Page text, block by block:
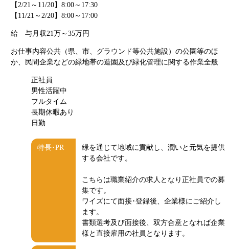
【2/21～11/20】8:00～17:30
【11/21～2/20】8:00～17:00
給 与月収21万～35万円
お仕事内容公共（県、市、グラウンド等公共施設）の公園等のほ
か、民間企業などの緑地帯の造園及び緑化管理に関する作業全般
正社員
男性活躍中
フルタイム
長期休暇あり
日勤
特長･PR
緑を通じて地域に貢献し、潤いと元気を提供
する会社です。
こちらは職業紹介の求人となり正社員での募
集です。
ワイズにて面接･登録後、企業様にご紹介し
ます。
書類選考及び面接後、双方合意となれば企業
様と直接雇用の社員となります。